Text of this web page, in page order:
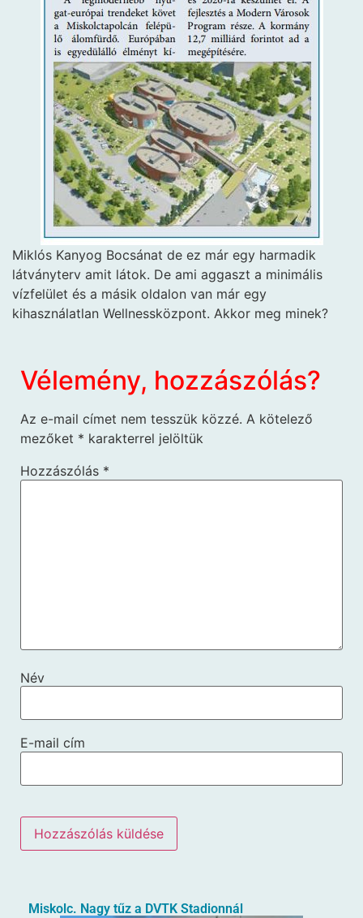
Miklós Kanyog Bocsánat de ez már egy harmadik
látványterv amit látok. De ami aggaszt a minimális
vízfelület és a másik oldalon van már egy
kihasználatlan Wellnessközpont. Akkor meg minek?
Vélemény, hozzászólás?
Az e-mail címet nem tesszük közzé. A kötelező
mezőket * karakterrel jelöltük
Hozzászólás *
Név
E-mail cím
Miskolc. Nagy tűz a DVTK Stadionnál